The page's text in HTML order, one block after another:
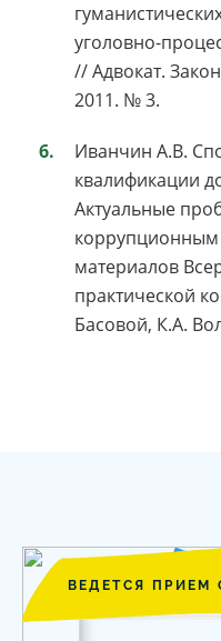
уголовно-
// Адвокат.
2011. № 3.
Иванчин А.В.
квалификации
Актуальные
коррупционным
материалов
практической
Басовой, К.А.
ВЕДЕТСЯ ПРИЕМ